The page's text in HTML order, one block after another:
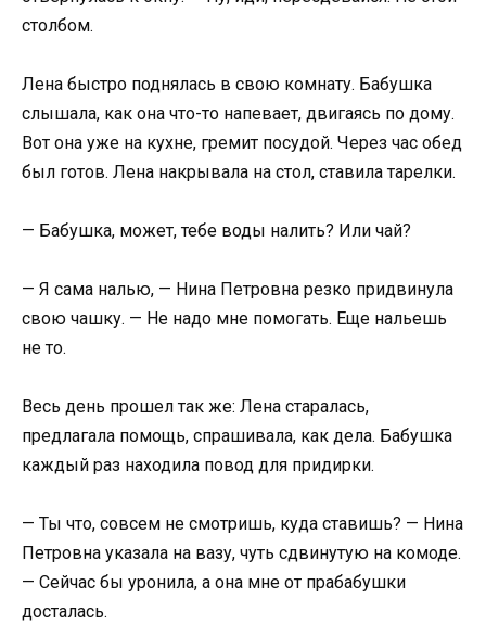
столбом.
Лена быстро поднялась в свою комнату. Бабушка
слышала, как она что-то напевает, двигаясь по дому.
Вот она уже на кухне, гремит посудой. Через час обед
был готов. Лена накрывала на стол, ставила тарелки.
— Бабушка, может, тебе воды налить? Или чай?
— Я сама налью, — Нина Петровна резко придвинула
свою чашку. — Не надо мне помогать. Еще нальешь
не то.
Весь день прошел так же: Лена старалась,
предлагала помощь, спрашивала, как дела. Бабушка
каждый раз находила повод для придирки.
— Ты что, совсем не смотришь, куда ставишь? — Нина
Петровна указала на вазу, чуть сдвинутую на комоде.
— Сейчас бы уронила, а она мне от прабабушки
досталась.